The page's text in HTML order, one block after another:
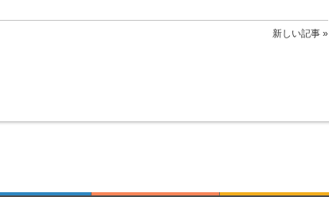
新しい記事 »